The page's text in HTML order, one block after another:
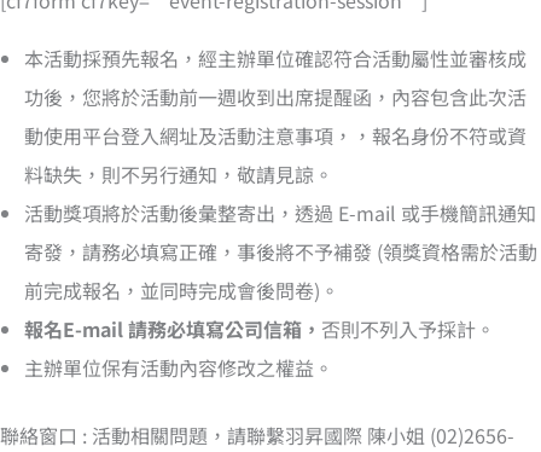
本活動採預先報名，經主辦單位確認符合活動屬性並審核成
功後，您將於活動前一週收到出席提醒函，內容包含此次活
動使用平台登入網址及活動注意事項，，報名身份不符或資
料缺失，則不另行通知，敬請見諒。
活動獎項將於活動後彙整寄出，透過 E-mail 或手機簡訊通知
寄發，請務必填寫正確，事後將不予補發 (領獎資格需於活動
前完成報名，並同時完成會後問卷)。
報名E-mail 請務必填寫公司信箱， 否則不列入予採計。
主辦單位保有活動內容修改之權益。
聯絡窗口 : 活動相關問題，請聯繫羽昇國際 陳小姐 (02)2656-